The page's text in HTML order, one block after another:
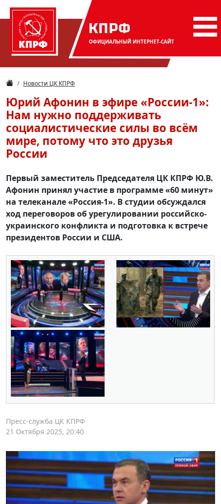
КПРФ
ОФИЦИАЛЬНЫЙ ИНТЕРНЕТ-САЙТ
Новости ЦК КПРФ
Юрий Афонин в эфире «России-1»:
Нам нужно поддерживать
социалистические силы во всём
мире, потому что это друзья
России
Первый заместитель Председателя ЦК КПРФ Ю.В.
Афонин принял участие в программе «60 минут»
на телеканале «Россия-1». В студии обсуждался
ход переговоров об урегулировании российско-
украинского конфликта и подготовка к встрече
президентов России и США.
Пресс-служба ЦК КПРФ
21 Октября 2025, 20:40